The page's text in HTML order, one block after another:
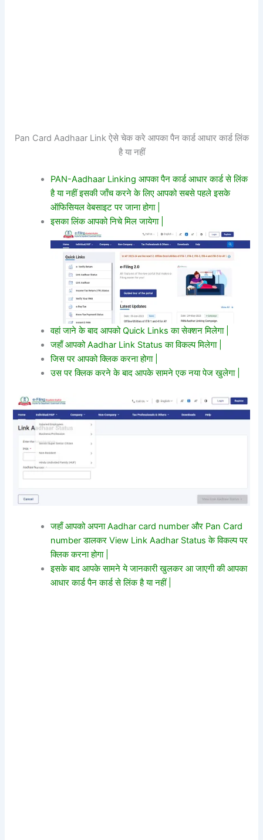
Pan Card Aadhaar Link ऐसे चेक करे आपका पैन कार्ड आधार कार्ड लिंक
है या नहीं
PAN-Aadhaar Linking आपका पैन कार्ड आधार कार्ड से लिंक
है या नहीं इसकी जाँच करने के लिए आपको सबसे पहले इसके
ऑफिसियल वेबसाइट पर जाना होगा |
इसका लिंक आपको निचे मिल जायेगा |
वहां जाने के बाद आपको Quick Links का सेक्शन मिलेगा |
जहाँ आपको Aadhar Link Status का विकल्प मिलेगा |
जिस पर आपको क्लिक करना होगा |
उस पर क्लिक करने के बाद आपके सामने एक नया पेज खुलेगा |
जहाँ आपको अपना Aadhar card number और Pan Card
number डालकर View Link Aadhar Status के विकल्प पर
क्लिक करना होगा |
इसके बाद आपके सामने ये जानकारी खुलकर आ जाएगी की आपका
आधार कार्ड पैन कार्ड से लिंक है या नहीं |